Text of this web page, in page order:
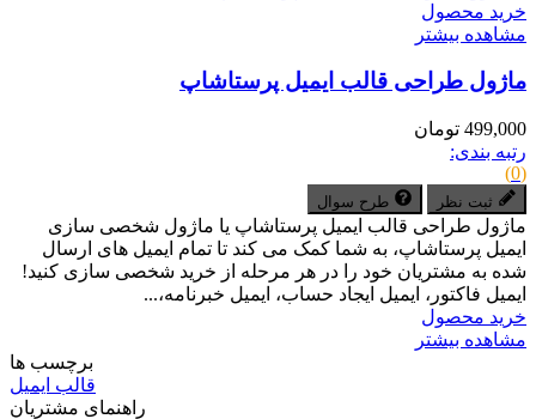
خرید محصول
مشاهده بیشتر
ماژول طراحی قالب ایمیل پرستاشاپ
499,000 تومان
رتبه بندی:
(0)
ثبت نظر طرح سوال
ماژول طراحی قالب ایمیل پرستاشاپ یا ماژول شخصی سازی
ایمیل پرستاشاپ، به شما کمک می کند تا تمام ایمیل های ارسال
شده به مشتریان خود را در هر مرحله از خرید شخصی سازی کنید!
ایمیل فاکتور، ایمیل ایجاد حساب، ایمیل خبرنامه،...
خرید محصول
مشاهده بیشتر
برچسب ها
قالب ایمیل
راهنمای مشتریان